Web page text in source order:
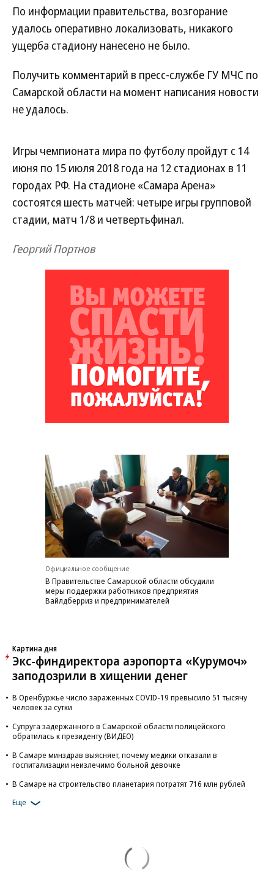
По информации правительства, возгорание
удалось оперативно локализовать, никакого
ущерба стадиону нанесено не было.
Получить комментарий в пресс-службе ГУ МЧС по
Самарской области на момент написания новости
не удалось.
Игры чемпионата мира по футболу пройдут с 14
июня по 15 июля 2018 года на 12 стадионах в 11
городах РФ. На стадионе «Самара Арена»
состоятся шесть матчей: четыре игры групповой
стадии, матч 1/8 и четвертьфинал.
Георгий Портнов
Официальное сообщение
В Правительстве Самарской области обсудили
меры поддержки работников предприятия
Вайлдберриз и предпринимателей
Картина дня
Экс-финдиректора аэропорта «Курумоч»
заподозрили в хищении денег
В Оренбуржье число зараженных COVID-19 превысило 51 тысячу
человек за сутки
Супруга задержанного в Самарской области полицейского
обратилась к президенту (ВИДЕО)
В Самаре минздрав выясняет, почему медики отказали в
госпитализации неизлечимо больной девочке
В Самаре на строительство планетария потратят 716 млн рублей
Еще